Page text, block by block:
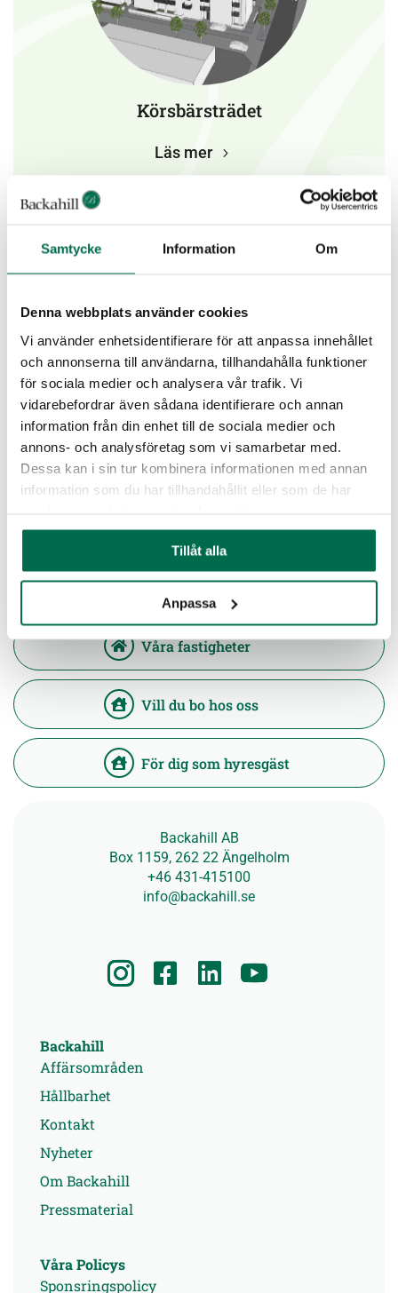
Samtycke Information Om
Denna webbplats använder cookies
Vi använder enhetsidentifierare för att anpassa innehållet
och annonserna till användarna, tillhandahålla funktioner
för sociala medier och analysera vår trafik. Vi
vidarebefordrar även sådana identifierare och annan
information från din enhet till de sociala medier och
annons- och analysföretag som vi samarbetar med.
Dessa kan i sin tur kombinera informationen med annan
information som du har tillhandahållit eller som de har
Tillåt alla
Anpassa
Körsbärsträdet
Läs mer
Kronodalen
Läs mer
Mina sidor/Felanmälan
Våra fastigheter
Vill du bo hos oss
För dig som hyresgäst
Backahill AB
Box 1159, 262 22 Ängelholm
+46 431-415100
info@backahill.se
Backahill
Affärsområden
Hållbarhet
Kontakt
Nyheter
Om Backahill
Pressmaterial
Våra Policys
Sponsringspolicy